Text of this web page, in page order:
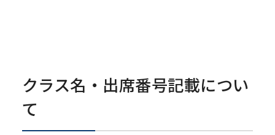
クラス名・出席番号記載につい
て